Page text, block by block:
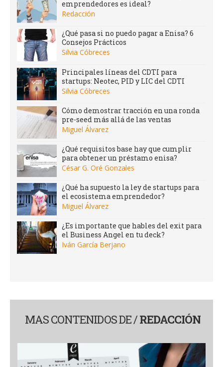
emprendedores es ideal?
Redacción
¿Qué pasa si no puedo pagar a Enisa? 6
Consejos Prácticos
Silvia Cóbreces
Principales líneas del CDTI para
startups: Neotec, PID y LIC del CDTI
Silvia Cóbreces
Cómo demostrar tracción en una ronda
pre-seed más allá de las ventas
Miguel Álvarez
¿Qué requisitos base hay que cumplir
para obtener un préstamo enisa?
César G. Oré Gonzales
¿Qué ha supuesto la ley de startups para
el ecosistema emprendedor?
Miguel Álvarez
¿Es importante que hables del exit para
el Business Angel en tu deck?
Iván García Berjano
MAS CONTENIDOS DE /REDACCIÓN